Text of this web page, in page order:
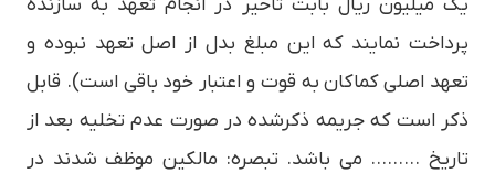
پرداخت نمایند که این مبلغ بدل از اصل تعهد نبوده و
تعهد اصلی کماکان به قوت و اعتبار خود باقی است). قابل
ذکر است که جریمه ذکرشده در صورت عدم تخلیه بعد از
تاریخ ……… می باشد. تبصره: مالکین موظف شدند در